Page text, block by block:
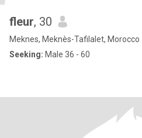
fleur, 30
Meknes, Meknès-Tafilalet, Morocco
Seeking: Male 36 - 60